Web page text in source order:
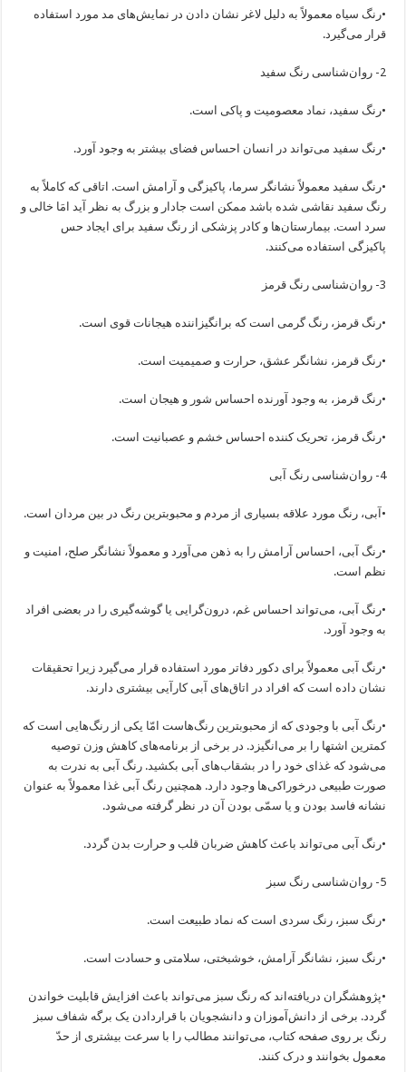
•رنگ سیاه معمولاً به دلیل لاغر نشان دادن در نمایش‌های مد مورد استفاده
قرار می‌گیرد.
2- روان‌شناسی رنگ سفید
•رنگ سفید، نماد معصومیت و پاکی است.
•رنگ سفید می‌تواند در انسان احساس فضای بیشتر به وجود آورد.
•رنگ سفید معمولاً نشانگر سرما، پاکیزگی و آرامش است. اتاقی که کاملاً به
رنگ سفید نقاشی شده باشد ممکن است جادار و بزرگ به نظر آید امَا خالی و
سرد است. بیمارستان‌ها و کادر پزشکی از رنگ سفید برای ایجاد حس
پاکیزگی استفاده می‌کنند.
3- روان‌شناسی رنگ قرمز
•رنگ قرمز، رنگ گرمی است که برانگیزاننده هیجانات قوی است.
•رنگ قرمز، نشانگر عشق، حرارت و صمیمیت است.
•رنگ قرمز، به وجود آورنده احساس شور و هیجان است.
•رنگ قرمز، تحریک کننده احساس خشم و عصبانیت است.
4- روان‌شناسی رنگ آبی
•آبی، رنگ مورد علاقه بسیاری از مردم و محبوبترین رنگ در بین مردان است.
•رنگ آبی، احساس آرامش را به ذهن می‌آورد و معمولاً نشانگر صلح، امنیت و
نظم است.
•رنگ آبی، می‌تواند احساس غم، درون‌گرایی یا گوشه‌گیری را در بعضی افراد
به وجود آورد.
•رنگ آبی معمولاً برای دکور دفاتر مورد استفاده قرار می‌گیرد زیرا تحقیقات
نشان داده است که افراد در اتاق‌های آبی کارآیی بیشتری دارند.
•رنگ آبی با وجودی که از محبوبترین رنگ‌هاست امّا یکی از رنگ‌هایی است که
کمترین اشتها را بر می‌انگیزد. در برخی از برنامه‌های کاهش وزن توصیه
می‌شود که غذای خود را در بشقاب‌های آبی بکشید. رنگ آبی به ندرت به
صورت طبیعی درخوراکی‌ها وجود دارد. همچنین رنگ آبی غذا معمولاً به عنوان
نشانه فاسد بودن و یا سمّی بودن آن در نظر گرفته می‌شود.
•رنگ آبی می‌تواند باعث کاهش ضربان قلب و حرارت بدن گردد.
5- روان‌شناسی رنگ سبز
•رنگ سبز، رنگ سردی است که نماد طبیعت است.
•رنگ سبز، نشانگر آرامش، خوشبختی، سلامتی و حسادت است.
•پژوهشگران دریافته‌اند که رنگ سبز می‌تواند باعث افزایش قابلیت خواندن
گردد. برخی از دانش‌آموزان و دانشجویان با قراردادن یک برگه شفاف سبز
رنگ بر روی صفحه کتاب، می‌توانند مطالب را با سرعت بیشتری از حدّ
معمول بخوانند و درک کنند.